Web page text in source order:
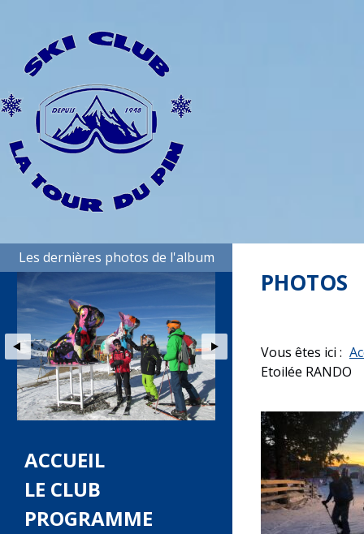
Les dernières photos de l'album
ACCUEIL
LE CLUB
PROGRAMME
PHOTOS
Vous êtes ici :
Etoilée RANDO